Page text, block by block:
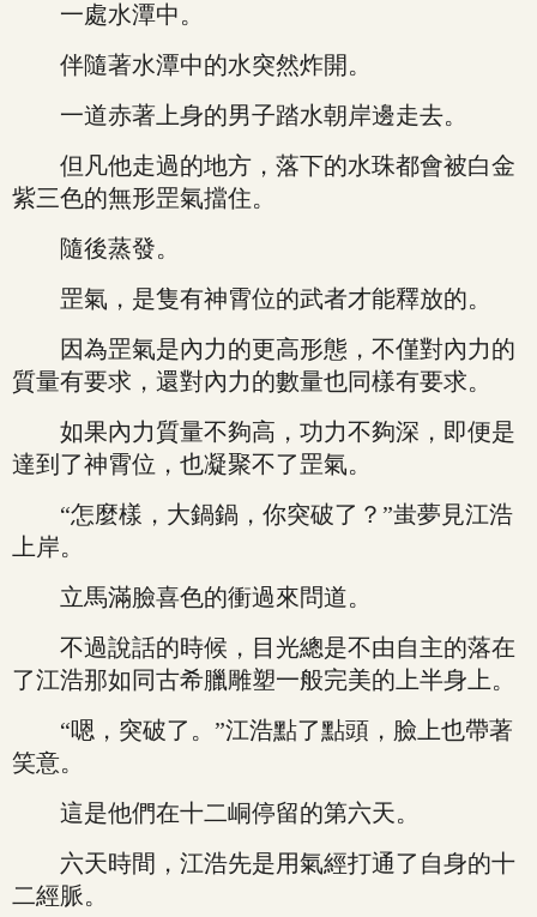
一處水潭中。
伴隨著水潭中的水突然炸開。
一道赤著上身的男子踏水朝岸邊走去。
但凡他走過的地方，落下的水珠都會被白金
紫三色的無形罡氣擋住。
隨後蒸發。
罡氣，是隻有神霄位的武者才能釋放的。
因為罡氣是內力的更高形態，不僅對內力的
質量有要求，還對內力的數量也同樣有要求。
如果內力質量不夠高，功力不夠深，即便是
達到了神霄位，也凝聚不了罡氣。
“怎麼樣，大鍋鍋，你突破了？”蚩夢見江浩
上岸。
立馬滿臉喜色的衝過來問道。
不過說話的時候，目光總是不由自主的落在
了江浩那如同古希臘雕塑一般完美的上半身上。
“嗯，突破了。”江浩點了點頭，臉上也帶著
笑意。
這是他們在十二峒停留的第六天。
六天時間，江浩先是用氣經打通了自身的十
二經脈。